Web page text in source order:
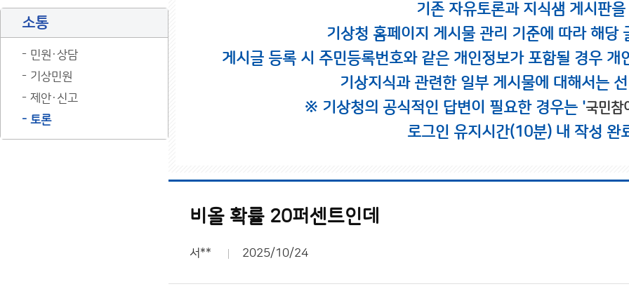
소통
민원·상담
기상민원
제안·신고
토론
기존 자유토론과 지식샘 게시판
기상청 홈페이지 게시물 관리 기준에 따라 해당
게시글 등록 시 주민등록번호와 같은 개인정보가 포함될 경우
기상지식과 관련한 일부 게시물에 대해서는
※ 기상청의 공식적인 답변이 필요한 경우는 '국민참
로그인 유지시간(10분) 내 작성 완
비올 확률 20퍼센트인데
서** 2025/10/24